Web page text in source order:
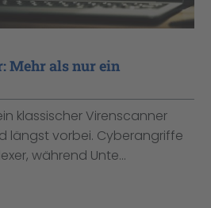
Mehr als nur ein
klassischer Virenscanner
längst vorbei. Cyberangriffe
während Unte...